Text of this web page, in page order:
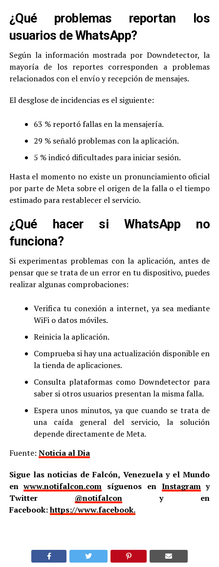
¿Qué problemas reportan los
usuarios de WhatsApp?
Según la información mostrada por Downdetector, la
mayoría de los reportes corresponden a problemas
relacionados con el envío y recepción de mensajes.
El desglose de incidencias es el siguiente:
63 % reportó fallas en la mensajería.
29 % señaló problemas con la aplicación.
5 % indicó dificultades para iniciar sesión.
Hasta el momento no existe un pronunciamiento oficial
por parte de Meta sobre el origen de la falla o el tiempo
estimado para restablecer el servicio.
¿Qué hacer si WhatsApp no
funciona?
Si experimentas problemas con la aplicación, antes de
pensar que se trata de un error en tu dispositivo, puedes
realizar algunas comprobaciones:
Verifica tu conexión a internet, ya sea mediante
WiFi o datos móviles.
Reinicia la aplicación.
Comprueba si hay una actualización disponible en
la tienda de aplicaciones.
Consulta plataformas como Downdetector para
saber si otros usuarios presentan la misma falla.
Espera unos minutos, ya que cuando se trata de
una caída general del servicio, la solución
depende directamente de Meta.
Fuente: Noticia al Dia
Sigue las noticias de Falcón, Venezuela y el Mundo
enwww.notifalcon.com síguenos en Instagramy
Twitter @notifalcony en
Facebook:https://www.facebook.